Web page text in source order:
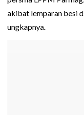
akibat lemparan besi
ungkapnya.